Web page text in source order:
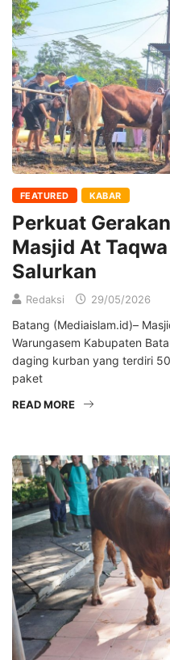
FEATURED KABAR
Perkuat
Masjid At
Salurkan
Redaksi 29/05/2026
Batang (Mediaislam.id)–
Warungasem Kabupaten
daging kurban yang terdiri
paket
READ MORE